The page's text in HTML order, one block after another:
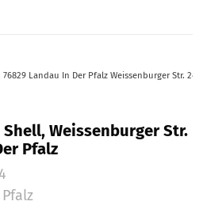
Landau In Der Pfalz Weissenburger Str. 24
Weissenburger Str.
Pfalz